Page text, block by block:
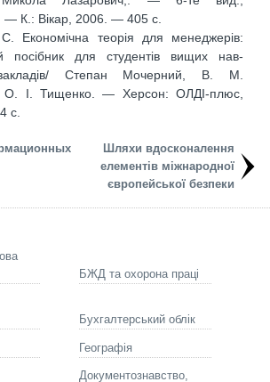
— К.: Вікар, 2006. — 405 с.
Економічна теорія для менеджерів:
посібник для студентів вищих нав-
Степан Мочерний, В. М.
О. І. Тищенко. — Херсон: ОЛДІ-плюс,
с.
Шляхи вдосконалення
елементів міжнародної
європейської безпеки
БЖД та охорона праці
Бухгалтерський облік
Географія
Документознавство,